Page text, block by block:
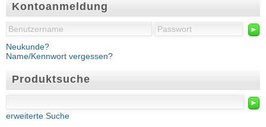
Kontoanmeldung
►
Neukunde?
Name/Kennwort vergessen?
Produktsuche
►
erweiterte Suche